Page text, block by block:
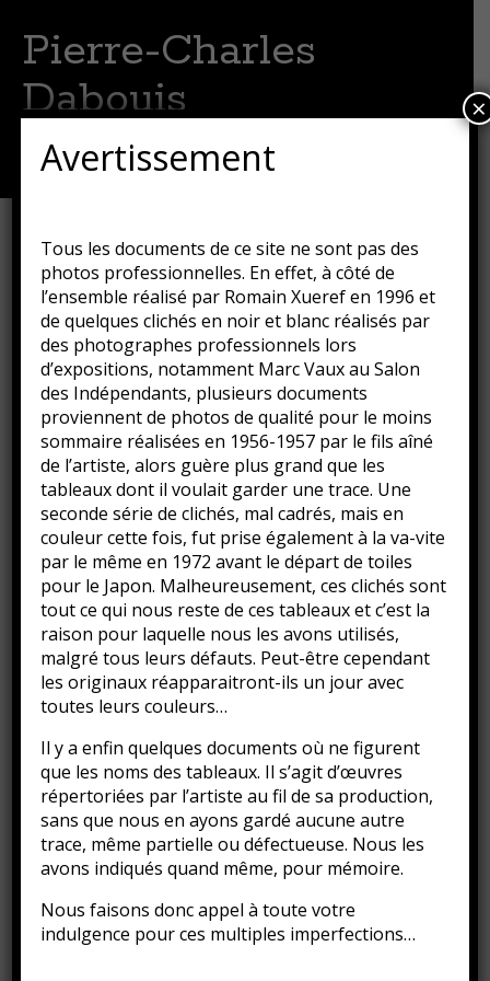
Pierre-Charles
Dabouis
Menu
principal
Sous-bois de Vizzavona 1
Publié le16 août 2018 parGuillaume
Huile sur toile
65 x 54 cm
Avertissement
Tous les documents de ce site ne sont pas des
photos professionnelles. En effet, à côté de
l’ensemble réalisé par Romain Xueref en 1996 et
de quelques clichés en noir et blanc réalisés par
des photographes professionnels lors
d’expositions, notamment Marc Vaux au Salon
des Indépendants, plusieurs documents
proviennent de photos de qualité pour le moins
sommaire réalisées en 1956-1957 par le fils aîné
de l’artiste, alors guère plus grand que les
tableaux dont il voulait garder une trace. Une
seconde série de clichés, mal cadrés, mais en
couleur cette fois, fut prise également à la va-vite
par le même en 1972 avant le départ de toiles
pour le Japon. Malheureusement, ces clichés sont
tout ce qui nous reste de ces tableaux et c’est la
raison pour laquelle nous les avons utilisés,
malgré tous leurs défauts. Peut-être cependant
les originaux réapparaitront-ils un jour avec
toutes leurs couleurs…
Il y a enfin quelques documents où ne figurent
que les noms des tableaux. Il s’agit d’œuvres
répertoriées par l’artiste au fil de sa production,
sans que nous en ayons gardé aucune autre
trace, même partielle ou défectueuse. Nous les
avons indiqués quand même, pour mémoire.
Nous faisons donc appel à toute votre
indulgence pour ces multiples imperfections…
×